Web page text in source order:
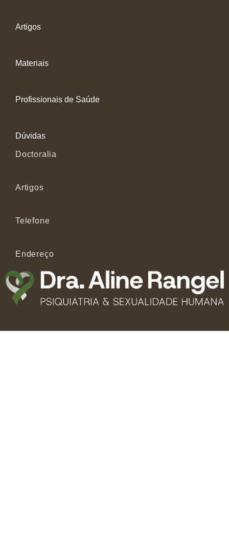
Artigos
Materiais
Profissionais de Saúde
Dúvidas
Doctoralia
Artigos
Telefone
Endereço